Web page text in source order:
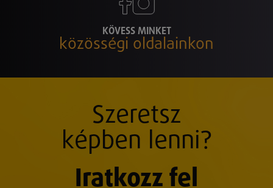
KÖVESS MINKET
közösségi oldalainkon
Szeretsz
képben lenni?
Iratkozz fel